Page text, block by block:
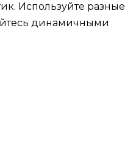
Используйте разные
динамичными